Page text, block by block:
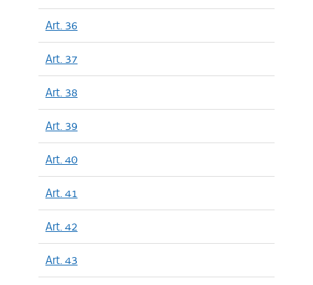
Art. 36
Art. 37
Art. 38
Art. 39
Art. 40
Art. 41
Art. 42
Art. 43